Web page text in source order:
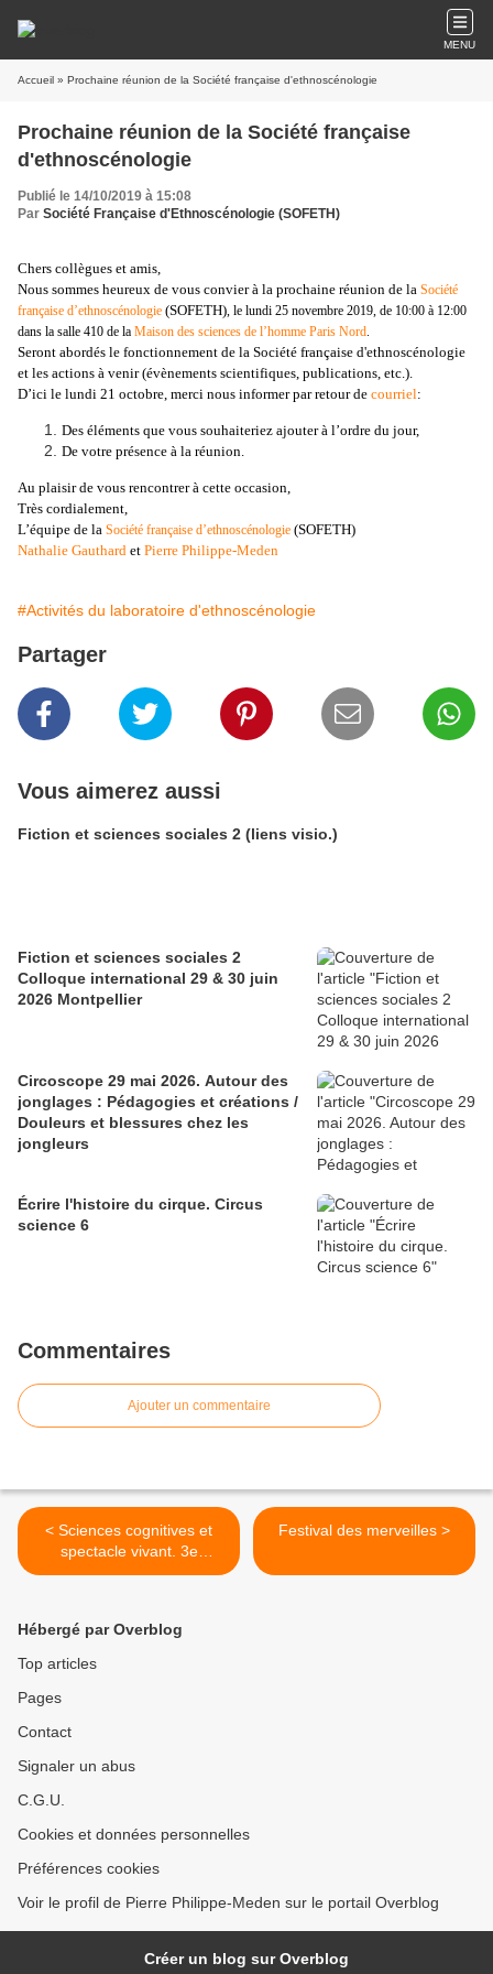
MENU
Accueil » Prochaine réunion de la Société française d'ethnoscénologie
Prochaine réunion de la Société française
d'ethnoscénologie
Publié le 14/10/2019 à 15:08
Par Société Française d'Ethnoscénologie (SOFETH)
Chers collègues et amis,
Nous sommes heureux de vous convier à la prochaine réunion de la Société
française d’ethnoscénologie (SOFETH), le lundi 25 novembre 2019, de 10:00 à 12:00
dans la salle 410 de la Maison des sciences de l’homme Paris Nord.
Seront abordés le fonctionnement de la Société française d'ethnoscénologie
et les actions à venir (évènements scientifiques, publications, etc.).
D’ici le lundi 21 octobre, merci nous informer par retour de courriel:
Des éléments que vous souhaiteriez ajouter à l’ordre du jour,
De votre présence à la réunion.
Au plaisir de vous rencontrer à cette occasion,
Très cordialement,
L’équipe de la Société française d’ethnoscénologie (SOFETH)
Nathalie Gauthard et Pierre Philippe-Meden
#Activités du laboratoire d'ethnoscénologie
Partager
Vous aimerez aussi
Fiction et sciences sociales 2 (liens visio.)
Fiction et sciences sociales 2
Colloque international 29 & 30 juin
2026 Montpellier
Circoscope 29 mai 2026. Autour des
jonglages : Pédagogies et créations /
Douleurs et blessures chez les
jongleurs
Écrire l'histoire du cirque. Circus
science 6
Commentaires
Ajouter un commentaire
< Sciences cognitives et
spectacle vivant. 3e
colloque international :
répétition, sur scène et
Festival des merveilles >
Hébergé par Overblog
Top articles
Pages
Contact
Signaler un abus
C.G.U.
Cookies et données personnelles
Préférences cookies
Voir le profil de Pierre Philippe-Meden sur le portail Overblog
Créer un blog sur Overblog